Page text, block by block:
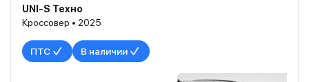
UNI-S Техно
Кроссовер • 2025
ПТС В наличии